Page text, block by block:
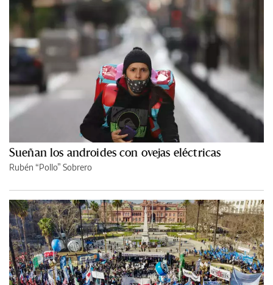
Sueñan los androides con ovejas eléctricas
Rubén “Pollo” Sobrero